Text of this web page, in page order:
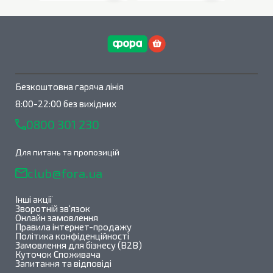
Безкоштовна гаряча лінія
8:00-22:00 без вихідних
0800 301 230
Для питань та пропозицій
club@fora.ua
Інші акції
Зворотній зв'язок
Онлайн замовлення
Правила інтернет-продажу
Політика конфіденційності
Замовлення для бізнесу (B2B)
Куточок Споживача
Запитання та відповіді